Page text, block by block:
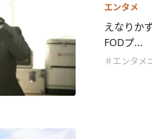
エンタメ
えなりか
FODプ...
＃エンタメ